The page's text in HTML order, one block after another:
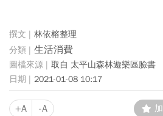
林依榕整理
生活消費
取自 太平山森林遊樂區臉書
2021-01-08 10:17
+A -A